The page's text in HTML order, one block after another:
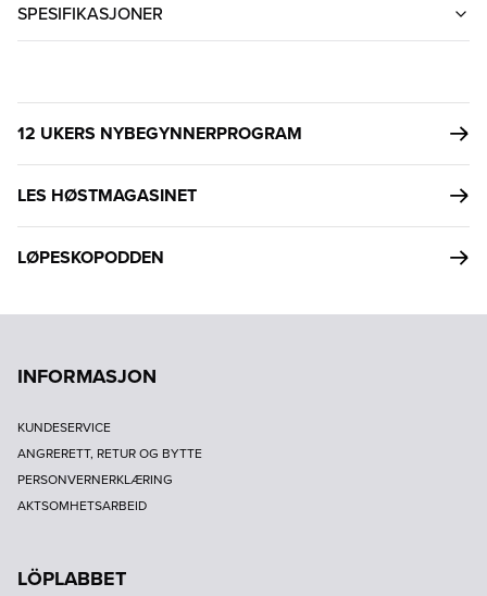
SPESIFIKASJONER
12 UKERS NYBEGYNNERPROGRAM
LES HØSTMAGASINET
LØPESKOPODDEN
INFORMASJON
KUNDESERVICE
ANGRERETT, RETUR OG BYTTE
PERSONVERNERKLÆRING
AKTSOMHETSARBEID
LÖPLABBET